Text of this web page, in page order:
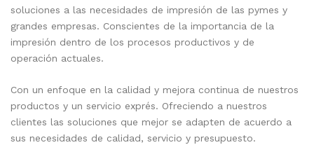
soluciones a las necesidades de impresión de las pymes y
grandes empresas. Conscientes de la importancia de la
impresión dentro de los procesos productivos y de
operación actuales.
Con un enfoque en la calidad y mejora continua de nuestros
productos y un servicio exprés. Ofreciendo a nuestros
clientes las soluciones que mejor se adapten de acuerdo a
sus necesidades de calidad, servicio y presupuesto.